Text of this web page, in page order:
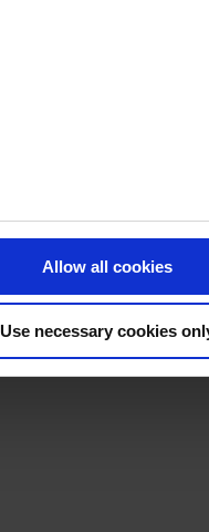
Allow all cookies
Use necessary cookies